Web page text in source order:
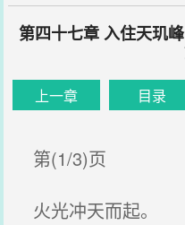
第四十七章 入住天玑
上一章 目录
第(1/3)页
火光冲天而起。